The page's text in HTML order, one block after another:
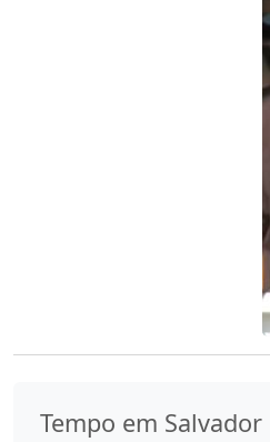
Tempo em Salvador